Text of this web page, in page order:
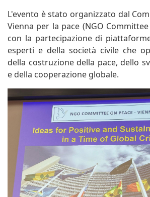
L'evento è stato organizzato dal
Vienna per la pace (NGO
con la partecipazione di
esperti e della società civile che
della costruzione della pace, dello
e della cooperazione globale.